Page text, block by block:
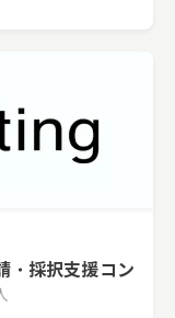
・採択支援コン